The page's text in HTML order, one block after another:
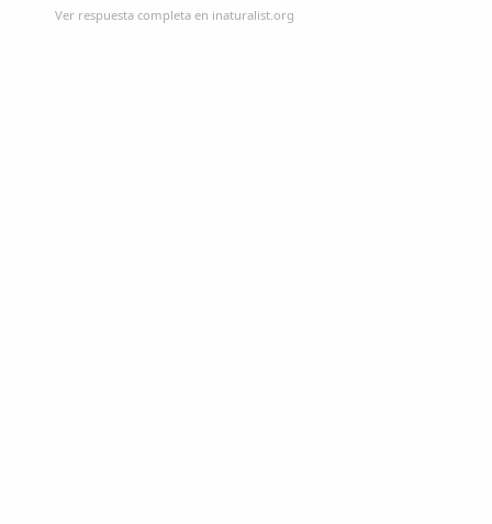
Ver respuesta completa en inaturalist.org